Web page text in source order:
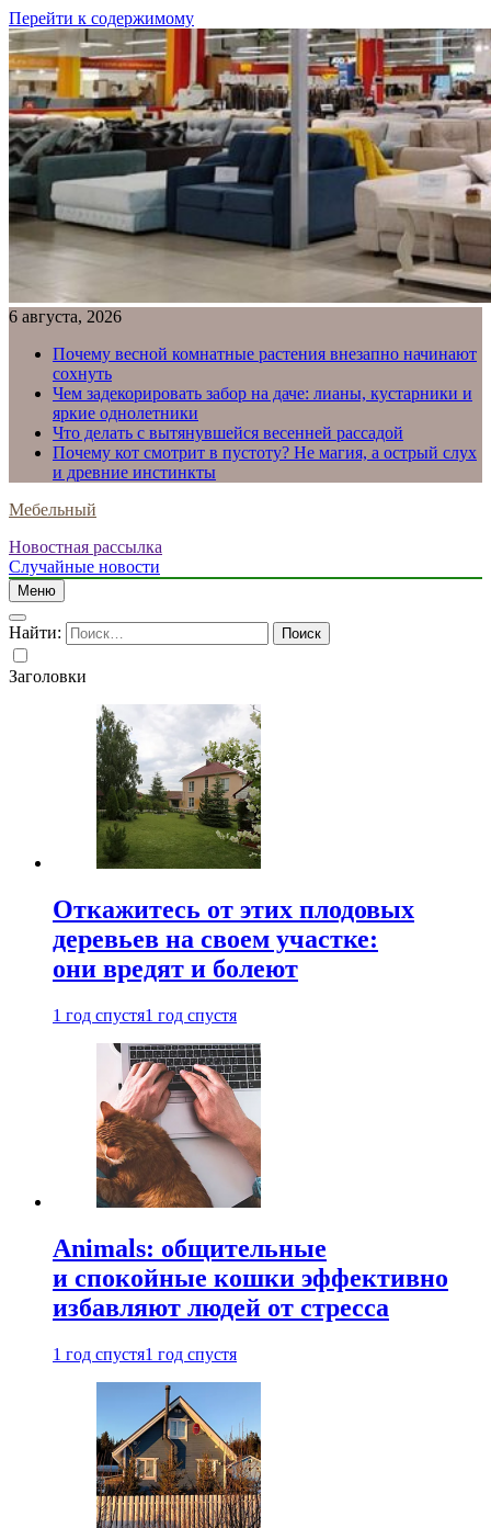
Перейти к содержимому
6 августа, 2026
Почему весной комнатные растения внезапно начинают
сохнуть
Чем задекорировать забор на даче: лианы, кустарники и
яркие однолетники
Что делать с вытянувшейся весенней рассадой
Почему кот смотрит в пустоту? Не магия, а острый слух
и древние инстинкты
Мебельный
Новостная рассылка
Случайные новости
Меню
Найти:
Заголовки
Откажитесь от этих плодовых
деревьев на своем участке:
они вредят и болеют
1 год спустя1 год спустя
Animals: общительные
и спокойные кошки эффективно
избавляют людей от стресса
1 год спустя1 год спустя